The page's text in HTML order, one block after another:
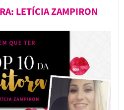
LETÍCIA ZAMPIRON